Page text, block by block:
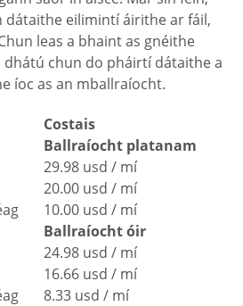
dátaithe eilimintí áirithe ar fáil,
leas a bhaint as gnéithe
chun do pháirtí dátaithe a
íoc as an mballraíocht.
Costais
Ballraíocht platanam
29.98 usd / mí
20.00 usd / mí
10.00 usd / mí
Ballraíocht óir
24.98 usd / mí
16.66 usd / mí
8.33 usd / mí